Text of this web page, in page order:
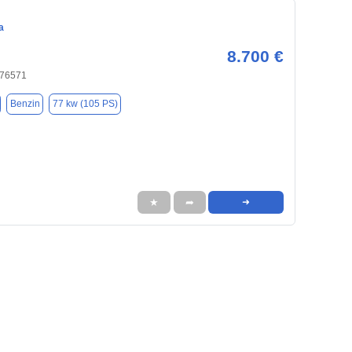
8.700 €
Benzin 77 kw (105 PS)
★ ➦ ➜